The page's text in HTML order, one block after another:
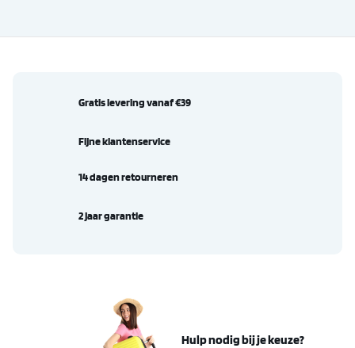
Hulp nodig bij je keuze?
Gratis levering vanaf €39
Fijne klantenservice
14 dagen retourneren
2 jaar garantie